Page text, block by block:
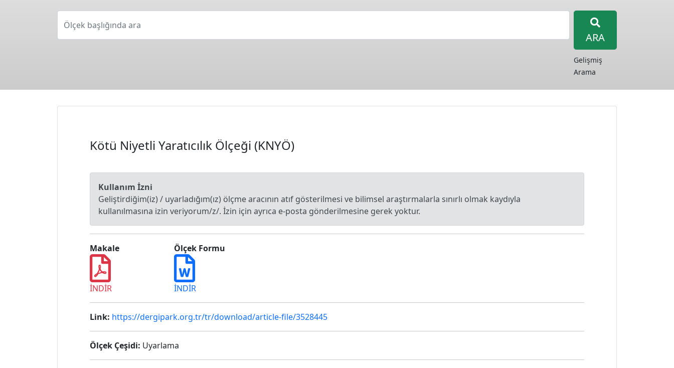
Ölçek başlığında ara
ARA
Gelişmiş
Arama
Kötü Niyetli Yaratıcılık Ölçeği (KNYÖ)
Kullanım İzni
Geliştirdiğim(iz) / uyarladığım(ız) ölçme aracının atıf gösterilmesi ve bilimsel araştırmalarla sınırlı olmak kaydıyla
kullanılmasına izin veriyorum/z/. İzin için ayrıca e-posta gönderilmesine gerek yoktur.
Makale
İNDİR
Ölçek Formu
İNDİR
Link: https://dergipark.org.tr/tr/download/article-file/3528445
Ölçek Çeşidi: Uyarlama